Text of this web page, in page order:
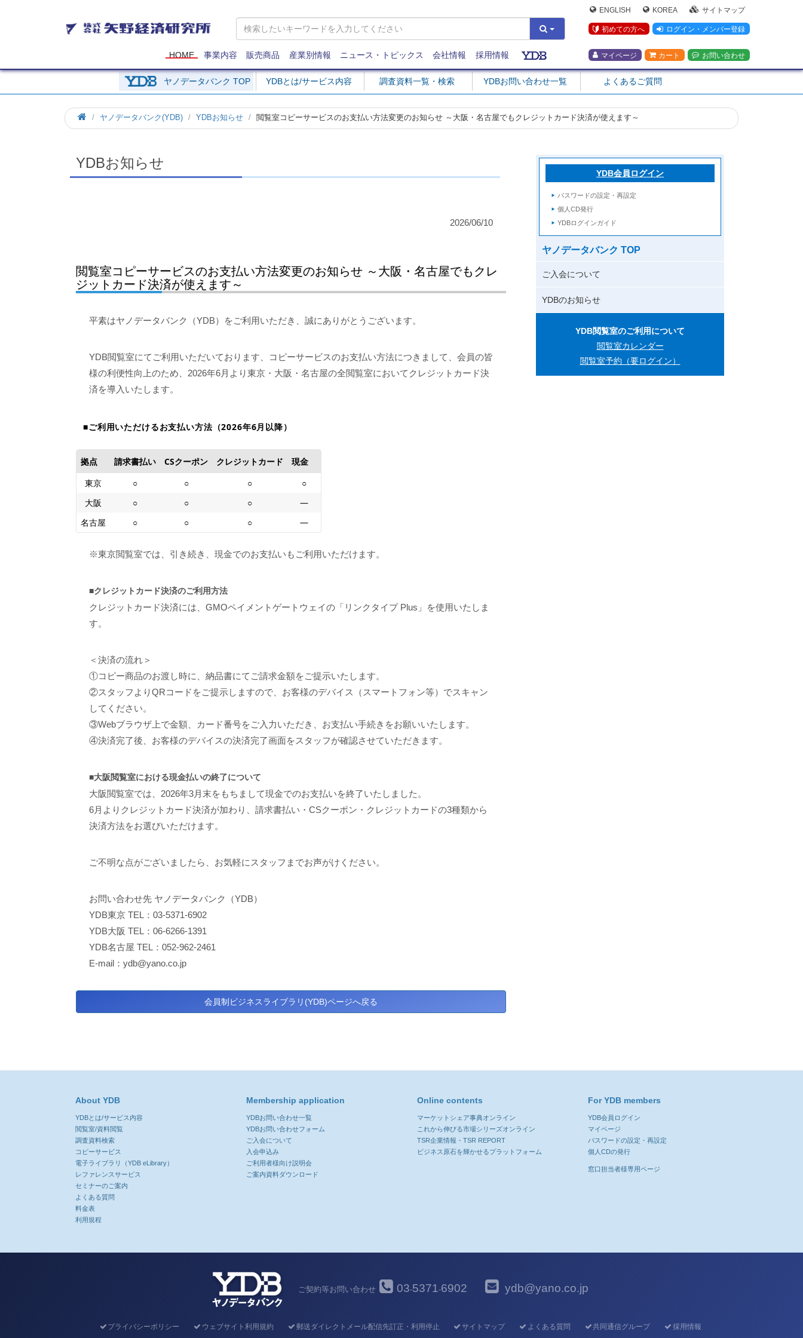
矢
野
研
究
所
ENGLISH KOREA サイトマップ
初めての方へ ログイン・メンバー登録
マイページ カート お問い合わせ
HOME 事業内容 販売商品 産業別情報 ニュース・トピックス 会社情報 採用情報
ヤノデータバンク TOP YDBとは/サービス内容 調査資料一覧・検索 YDBお問い合わせ一覧 よくあるご質問
ホ
ー
ヤノデータバンク(YDB) YDBお知らせ 閲覧室コピーサービスのお支払い方法変更のお知らせ ～大阪・名古屋でもクレジットカード決済が使えます～
YDBお知らせ
2026/06/10
閲覧室コピーサービスのお支払い方法変更のお知らせ ～大阪・名古屋でもクレ
ジットカード決済が使えます～
平素はヤノデータバンク（YDB）をご利用いただき、誠にありがとうございます。
YDB閲覧室にてご利用いただいております、コピーサービスのお支払い方法につきまして、会員の皆
様の利便性向上のため、2026年6月より東京・大阪・名古屋の全閲覧室においてクレジットカード決
済を導入いたします。
■ご利用いただけるお支払い方法（2026年6月以降）
拠点 請求書払い CSクーポン クレジットカード
現金
東京
○ ○ ○
○
大阪
○ ○ ○
―
名古屋
○ ○ ○ ―
※東京閲覧室では、引き続き、現金でのお支払いもご利用いただけます。
■クレジットカード決済のご利用方法
クレジットカード決済には、GMOペイメントゲートウェイの「リンクタイプ Plus」を使用いたしま
す。
＜決済の流れ＞
①コピー商品のお渡し時に、納品書にてご請求金額をご提示いたします。
②スタッフよりQRコードをご提示しますので、お客様のデバイス（スマートフォン等）でスキャン
してください。
③Webブラウザ上で金額、カード番号をご入力いただき、お支払い手続きをお願いいたします。
④決済完了後、お客様のデバイスの決済完了画面をスタッフが確認させていただきます。
■大阪閲覧室における現金払いの終了について
大阪閲覧室では、2026年3月末をもちまして現金でのお支払いを終了いたしました。
6月よりクレジットカード決済が加わり、請求書払い・CSクーポン・クレジットカードの3種類から
決済方法をお選びいただけます。
ご不明な点がございましたら、お気軽にスタッフまでお声がけください。
お問い合わせ先 ヤノデータバンク（YDB）
YDB東京 TEL：03-5371-6902
YDB大阪 TEL：06-6266-1391
YDB名古屋 TEL：052-962-2461
E-mail：ydb@yano.co.jp
YDB会員ログイン
パスワードの設定・再設定
個人CD発行
YDBログインガイド
ヤノデータバンク TOP
ご入会について
YDBのお知らせ
YDB閲覧室のご利用について
閲覧室カレンダー
閲覧室予約（要ログイン）
About YDB
YDBとは/サービス内容
閲覧室/資料閲覧
調査資料検索
コピーサービス
電子ライブラリ（YDB eLibrary）
レファレンスサービス
セミナーのご案内
よくある質問
料金表
利用規程
Membership application
YDBお問い合わせ一覧
YDBお問い合わせフォーム
ご入会について
入会申込み
ご利用者様向け説明会
ご案内資料ダウンロード
Online contents
マーケットシェア事典オンライン
これから伸びる市場シリーズオンライン
TSR企業情報・TSR REPORT
ビジネス原石を輝かせるプラットフォーム
For YDB members
YDB会員ログイン
マイページ
パスワードの設定・再設定
個人CDの発行
窓口担当者様専用ページ
ご契約等お問い合わせ 03-5371-6902 ydb@yano.co.jp
プライバシーポリシー ウェブサイト利用規約 郵送ダイレクトメール配信先訂正・利用停止 サイトマップ よくある質問 共同通信グループ 採用情報